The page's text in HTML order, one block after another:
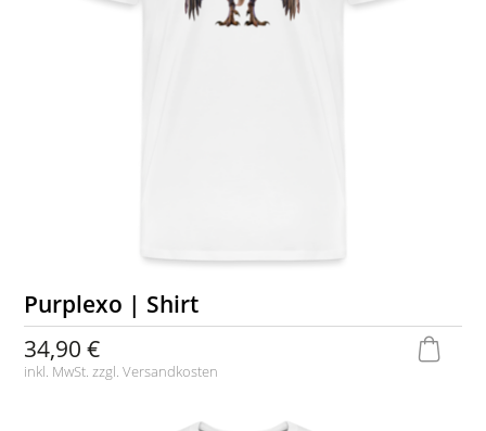
Purplexo | Shirt
34,90 €
inkl. MwSt. zzgl.Versandkosten